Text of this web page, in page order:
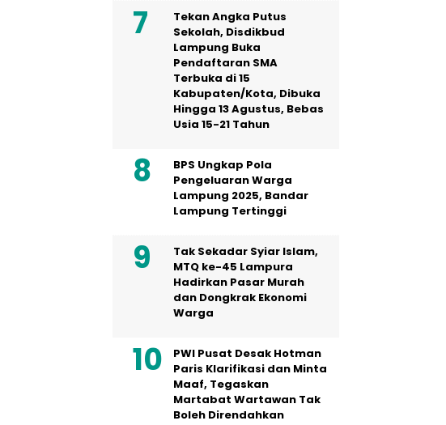
Tekan Angka Putus
Sekolah, Disdikbud
Lampung Buka
Pendaftaran SMA
Terbuka di 15
Kabupaten/Kota, Dibuka
Hingga 13 Agustus, Bebas
Usia 15-21 Tahun
BPS Ungkap Pola
Pengeluaran Warga
Lampung 2025, Bandar
Lampung Tertinggi
Tak Sekadar Syiar Islam,
MTQ ke-45 Lampura
Hadirkan Pasar Murah
dan Dongkrak Ekonomi
Warga
PWI Pusat Desak Hotman
Paris Klarifikasi dan Minta
Maaf, Tegaskan
Martabat Wartawan Tak
Boleh Direndahkan